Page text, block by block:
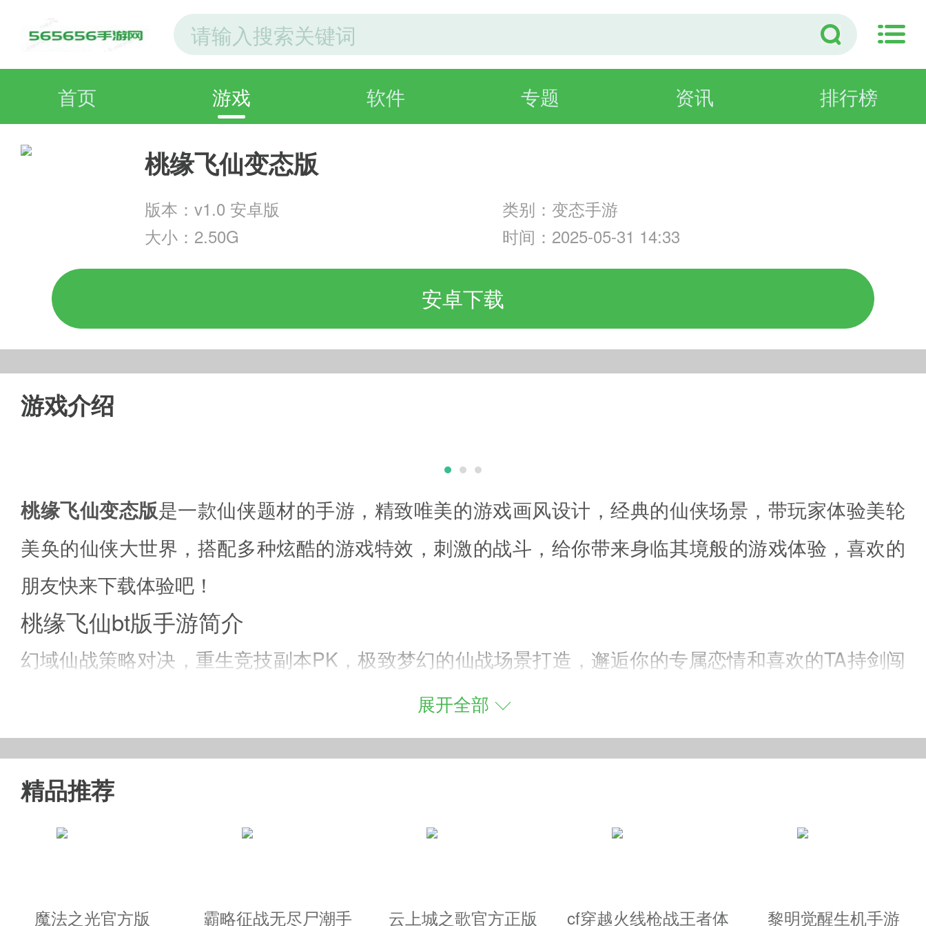
首页 游戏 软件 专题 资讯 排行榜
桃缘飞仙变态版
版本：v1.0 安卓版
类别：变态手游
大小：2.50G
时间：2025-05-31 14:33
安卓下载
游戏介绍
桃缘飞仙变态版是一款仙侠题材的手游，精致唯美的游戏画风设计，经典的仙侠场景，带玩家体验美轮
美奂的仙侠大世界，搭配多种炫酷的游戏特效，刺激的战斗，给你带来身临其境般的游戏体验，喜欢的
朋友快来下载体验吧！
桃缘飞仙bt版手游简介
幻域仙战策略对决，重生竞技副本PK，极致梦幻的仙战场景打造，邂逅你的专属恋情和喜欢的TA持剑闯
荡天涯，萌宠助阵百战不休，个性神装任你解锁，奇缘幻想感受美轮美奂仙灵之战，海量场景犹如置身
奇幻仙境，选择你喜欢的职业谱写异世仙战传奇！
桃缘飞仙游戏特色
展开全部
精品推荐
魔法之光官方版
霸略征战无尽尸潮手
云上城之歌官方正版
cf穿越火线枪战王者体
黎明觉醒生机手游